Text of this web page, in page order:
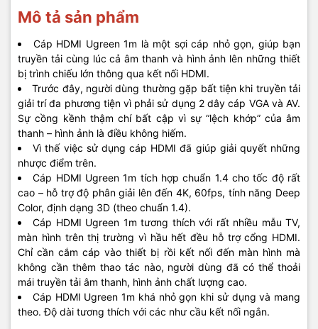
Mô tả sản phẩm
Cáp HDMI Ugreen 1m là một sợi cáp nhỏ gọn, giúp bạn
truyền tải cùng lúc cả âm thanh và hình ảnh lên những thiết
bị trình chiếu lớn thông qua kết nối HDMI.
Trước đây, người dùng thường gặp bất tiện khi truyền tải
giải trí đa phương tiện vì phải sử dụng 2 dây cáp VGA và AV.
Sự cồng kềnh thậm chí bất cập vì sự “lệch khớp” của âm
thanh – hình ảnh là điều không hiếm.
Vì thế việc sử dụng cáp HDMI đã giúp giải quyết những
nhược điểm trên.
Cáp HDMI Ugreen 1m tích hợp chuẩn 1.4 cho tốc độ rất
cao – hỗ trợ độ phân giải lên đến 4K, 60fps, tính năng Deep
Color, định dạng 3D (theo chuẩn 1.4).
Cáp HDMI Ugreen 1m tương thích với rất nhiều mẫu TV,
màn hình trên thị trường vì hầu hết đều hỗ trợ cổng HDMI.
Chỉ cần cắm cáp vào thiết bị rồi kết nối đến màn hình mà
không cần thêm thao tác nào, người dùng đã có thể thoải
mái truyền tải âm thanh, hình ảnh chất lượng cao.
Cáp HDMI Ugreen 1m khá nhỏ gọn khi sử dụng và mang
theo. Độ dài tương thích với các như cầu kết nối ngắn.